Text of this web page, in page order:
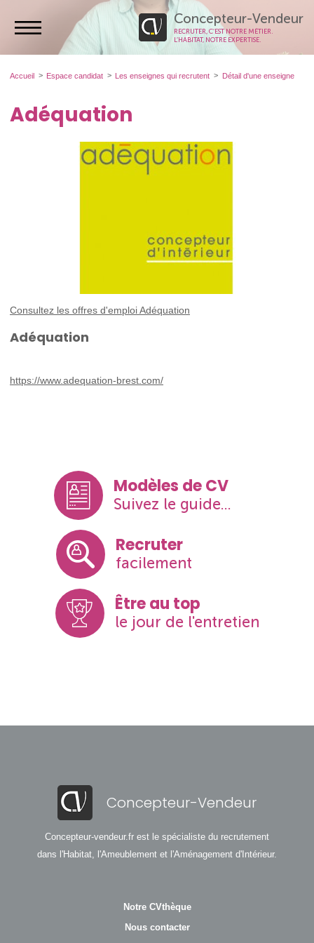
Concepteur-Vendeur
RECRUTER, C’EST NOTRE MÉTIER.
L’HABITAT, NOTRE EXPERTISE.
Accueil Espace candidat Les enseignes qui recrutent Détail d'une enseigne
Adéquation
Consultez les offres d'emploi Adéquation
Adéquation
https://www.adequation-brest.com/
Modèles de CV
Suivez le guide...
Recruter
facilement
Être au top
le jour de l'entretien
Concepteur-Vendeur
Concepteur-vendeur.fr est le spécialiste du recrutement
dans l'Habitat, l'Ameublement et l'Aménagement d'Intérieur.
Notre CVthèque
Nous contacter